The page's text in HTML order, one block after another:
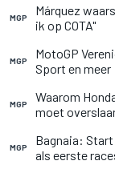
MGP
Márquez
ik op COTA"
MGP
MotoGP
Sport en meer
MGP
Waarom
moet
MGP
Bagnaia:
als eerste